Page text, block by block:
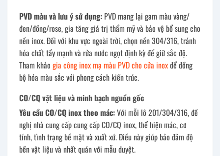
PVD màu và lưu ý sử dụng: PVD mang lại gam màu vàng/
đen/đồng/rose, gia tăng giá trị thẩm mỹ và bảo vệ bổ sung cho
nền inox. Đối với khu vực ngoài trời, chọn nền 304/316, tránh
hóa chất tẩy mạnh và rửa nước ngọt định kỳ để giữ sắc độ.
Tham khảo gia công inox mạ màu PVD cho cửa inoxđể đồng
bộ hóa màu sắc với phong cách kiến trúc.
CO/CQ vật liệu và minh bạch nguồn gốc
Yêu cầu CO/CQ inox theo mác:Với mỗi lô 201/304/316, đề
nghị nhà cung cấp cung cấp CO/CQ inox, thể hiện mác, cơ
tính, tình trạng bề mặt và xuất xứ. Điều này giúp bảo đảm độ
bền vật liệu và nhất quán với mẫu duyệt.